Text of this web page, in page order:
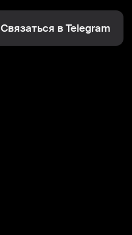
Связаться в Telegram